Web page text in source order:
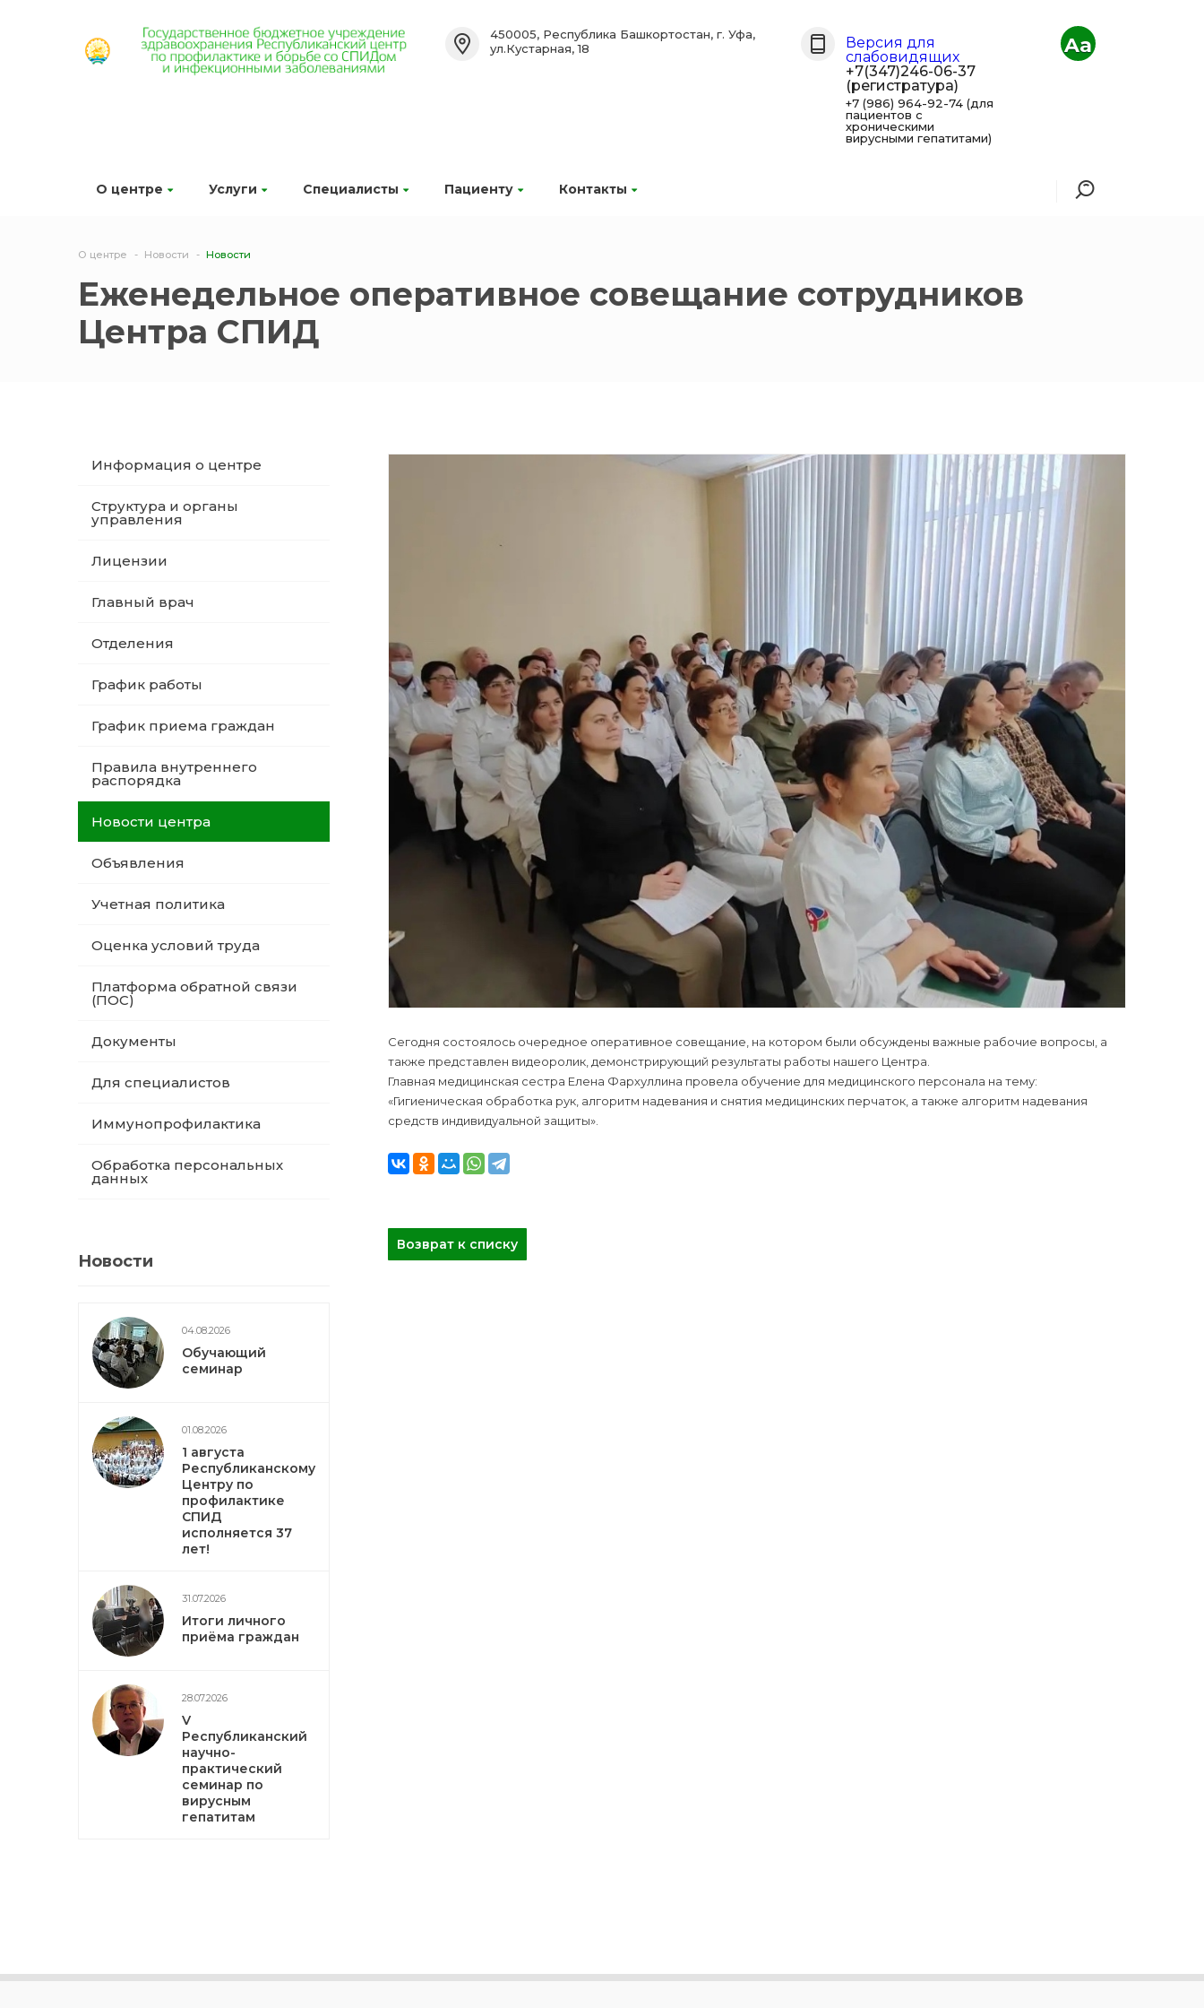
О центре Услуги Специалисты Пациенту Контакты
450005, Республика Башкортостан, г. Уфа,
ул.Кустарная, 18
Версия для
слабовидящих
+7(347)246-06-37
(регистратура)
+7 (986) 964-92-74 (для
пациентов с
хроническими
вирусными гепатитами)
Aa
О центре Новости Новости
Еженедельное оперативное совещание сотрудников
Центра СПИД
Информация о центре
Структура и органы
управления
Лицензии
Главный врач
Отделения
График работы
График приема граждан
Правила внутреннего
распорядка
Новости центра
Объявления
Учетная политика
Оценка условий труда
Платформа обратной связи
(ПОС)
Документы
Для специалистов
Иммунопрофилактика
Обработка персональных
данных
Новости
04.08.2026
Обучающий
семинар
01.08.2026
1 августа
Республиканскому
Центру по
профилактике
СПИД
исполняется 37
лет!
31.07.2026
Итоги личного
приёма граждан
28.07.2026
V
Республиканский
научно-
практический
семинар по
вирусным
гепатитам
Сегодня состоялось очередное оперативное совещание, на котором были обсуждены важные рабочие вопросы, а
также представлен видеоролик, демонстрирующий результаты работы нашего Центра.
Главная медицинская сестра Елена Фархуллина провела обучение для медицинского персонала на тему:
«Гигиеническая обработка рук, алгоритм надевания и снятия медицинских перчаток, а также алгоритм надевания
средств индивидуальной защиты».
Возврат к списку